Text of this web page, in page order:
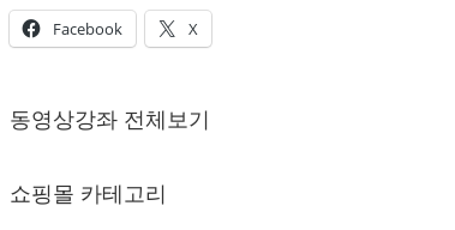
Facebook X
02-
동영상강좌 전체보기
쇼핑몰 카테고리